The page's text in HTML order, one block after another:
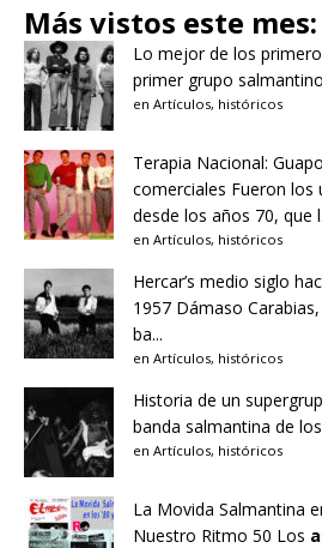
Más vistos este mes:
Lo mejor de los
primer grupo
en Artículos, históricos
Terapia Nacional:
comerciales Fueron los
desde los años 70, que
en Artículos, históricos
Hercar’s medio siglo
1957 Dámaso
ba...
en Artículos, históricos
Historia de un
banda salmantina de
en Artículos, históricos
La Movida Salmantina
Nuestro Ritmo 50 Los